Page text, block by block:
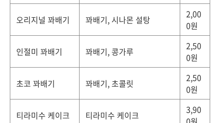
오리지널 꽈배기 꽈배기, 시나몬 설탕
2,00
0원
인절미 꽈배기 꽈배기, 콩가루
2,50
0원
초코 꽈배기 꽈배기, 초콜릿
2,50
0원
티라미수 케이크 티라미수 케이크
3,90